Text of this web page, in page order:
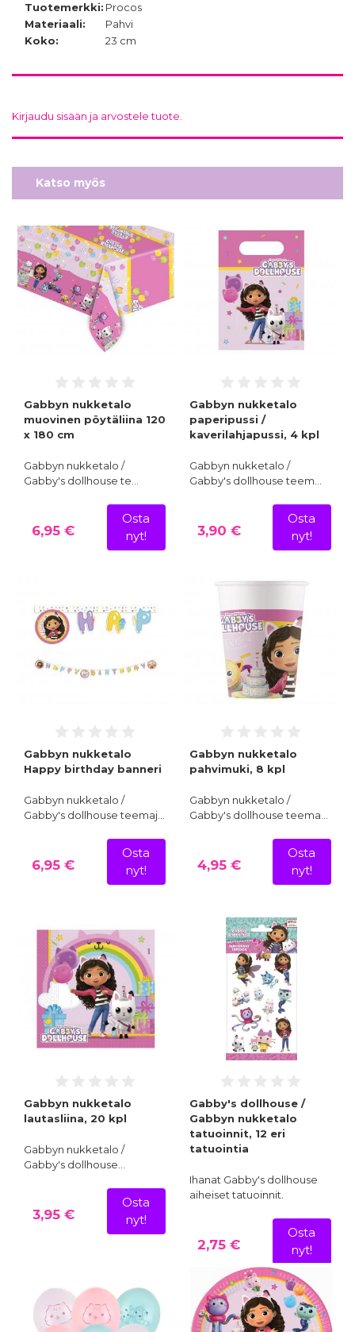
Tuotemerkki: Procos
Materiaali:
Pahvi
Koko:
23 cm
Kirjaudu sisään ja arvostele tuote.
Katso myös
Gabbyn nukketalo
muovinen pöytäliina 120
x 180 cm
Gabbyn nukketalo /
Gabby's dollhouse te…
6,95 €
Osta
nyt!
Gabbyn nukketalo
paperipussi /
kaverilahjapussi, 4 kpl
Gabbyn nukketalo /
Gabby's dollhouse teem…
3,90 €
Osta
nyt!
Gabbyn nukketalo
Happy birthday banneri
Gabbyn nukketalo /
Gabby's dollhouse teemaj…
6,95 €
Osta
nyt!
Gabbyn nukketalo
pahvimuki, 8 kpl
Gabbyn nukketalo /
Gabby's dollhouse teema…
4,95 €
Osta
nyt!
Gabbyn nukketalo
lautasliina, 20 kpl
Gabbyn nukketalo /
Gabby's dollhouse…
3,95 €
Osta
nyt!
Gabby's dollhouse /
Gabbyn nukketalo
tatuoinnit, 12 eri
tatuointia
Ihanat Gabby's dollhouse
aiheiset tatuoinnit.
2,75 €
Osta
nyt!